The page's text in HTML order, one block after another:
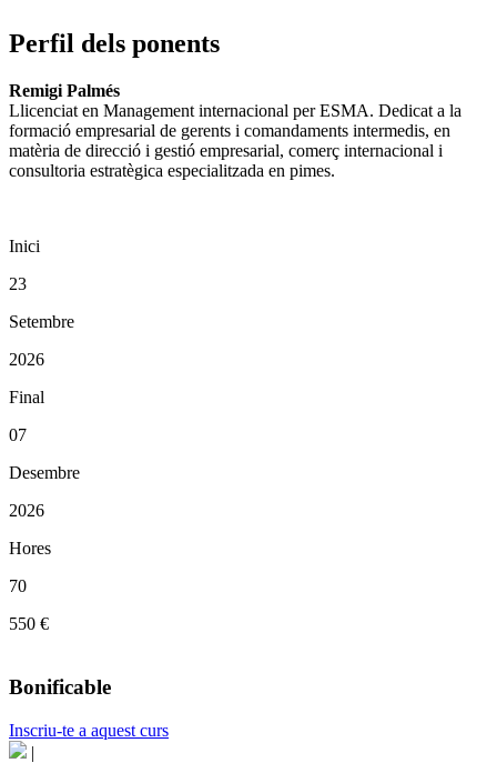
Perfil dels ponents
Remigi Palmés
Llicenciat en Management internacional per ESMA. Dedicat a la
formació empresarial de gerents i comandaments intermedis, en
matèria de direcció i gestió empresarial, comerç internacional i
consultoria estratègica especialitzada en pimes.
Inici
23
Setembre
2026
Final
07
Desembre
2026
Hores
70
550 €
Bonificable
Inscriu-te a aquest curs
|